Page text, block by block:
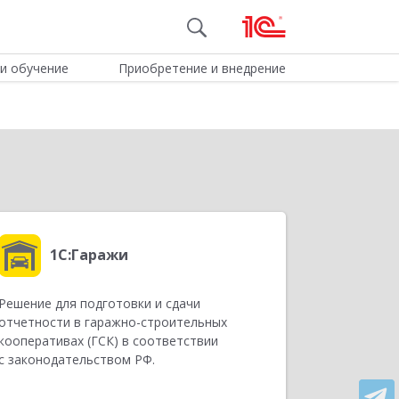
обучение Приобретение и внедрение
1С:Гаражи
для подготовки и сдачи
в гаражно-строительных
(ГСК) в соответствии
законодательством РФ.